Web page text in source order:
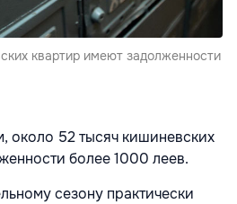
квартир имеют задолженности
около 52 тысяч кишиневских
более 1000 леев.
сезону практически